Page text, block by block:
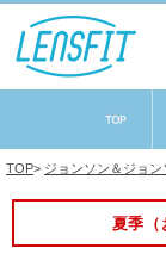
TOP> ジョンソン＆ジョン
夏季（